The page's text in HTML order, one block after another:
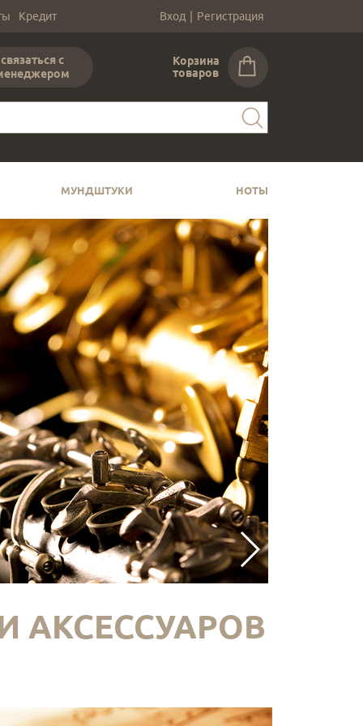
Кредит Вход | Регистрация
связаться с
Корзина
товаров
МУНДШТУКИ НОТЫ
АКСЕССУАРОВ